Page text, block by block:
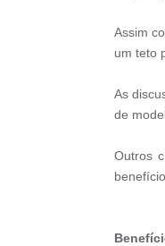
Assim
um teto
As
de
Outros
benefício.